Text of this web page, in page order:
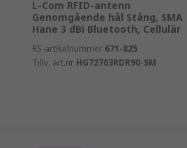
L-Com RFID-antenn
Genomgående hål Stång, SMA
Hane 3 dBi Bluetooth, Cellulär
RS-artikelnummer 671-825
Tillv. art.nr HG72703RDR90-SM